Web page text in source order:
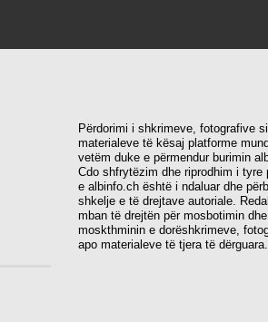
Përdorimi i shkrimeve, fotografive
materialeve të kësaj platforme
vetëm duke e përmendur burimin
Cdo shfrytëzim dhe riprodhim i tyre
e albinfo.ch është i ndaluar dhe
shkelje e të drejtave autoriale.
mban të drejtën për mosbotimin dhe
moskthminin e dorëshkrimeve,
apo materialeve të tjera të dërguara.